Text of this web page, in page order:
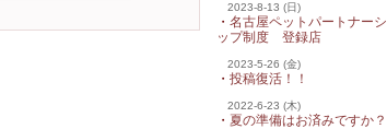
2023-8-13 (日)
・ 名古屋ペットパートナーシ
ップ制度 登録店
2023-5-26 (金)
・ 投稿復活！！
2022-6-23 (木)
・ 夏の準備はお済みですか？